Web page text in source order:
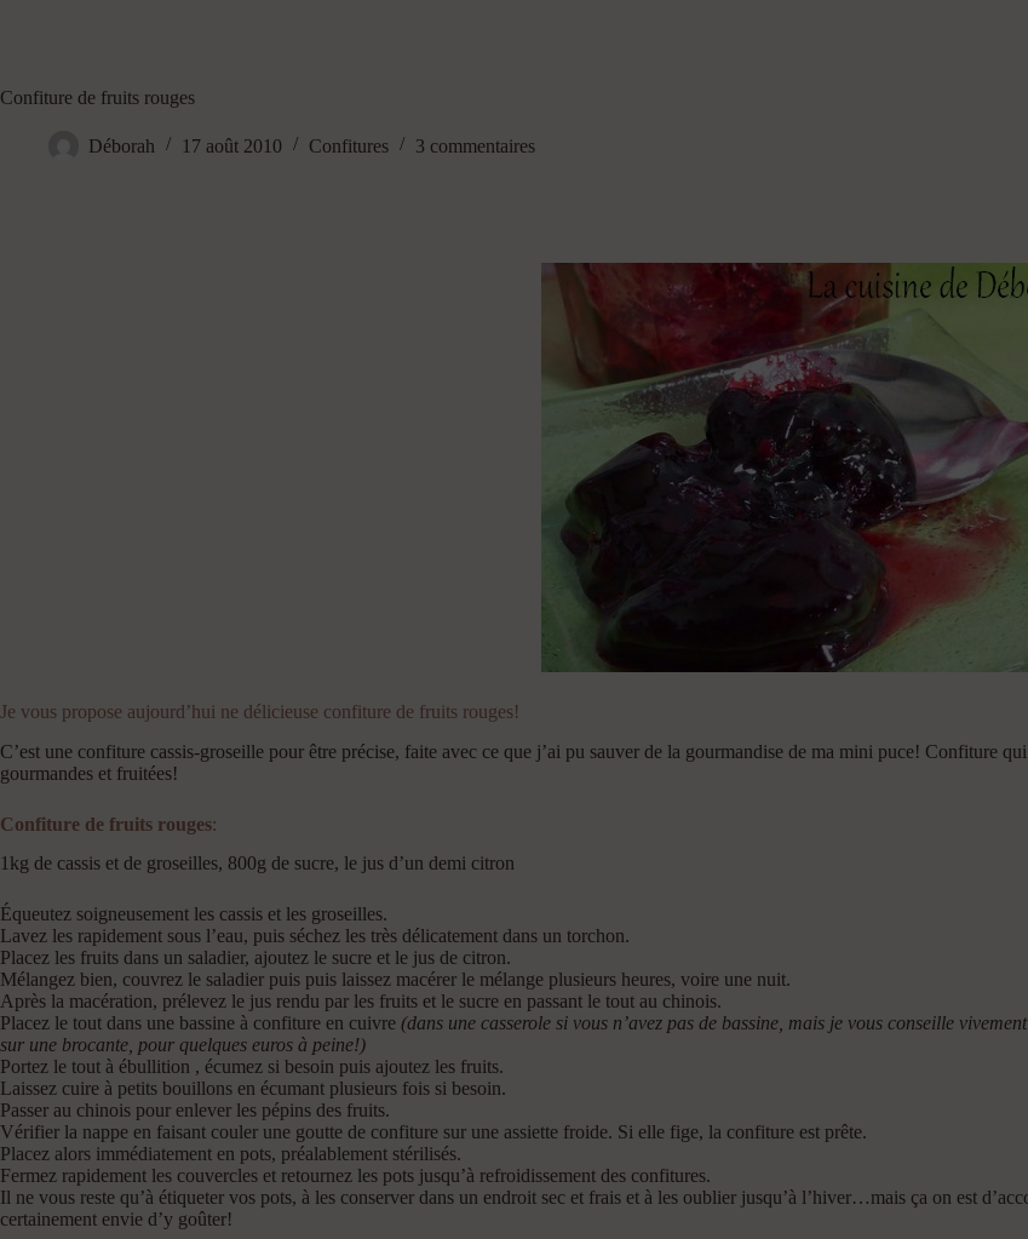
Confiture de fruits rouges
Déborah 17 août 2010 Confitures 3 commentaires
Je vous propose aujourd’hui ne délicieuse confiture de fruits rouges!
C’est une confiture cassis-groseille pour être précise, faite avec ce que j’ai pu sauver de la gourmandise de ma mini puce! Confiture
gourmandes et fruitées!
Confiture de fruits rouges:
1kg de cassis et de groseilles, 800g de sucre, le jus d’un demi citron
Équeutez soigneusement les cassis et les groseilles.
Lavez les rapidement sous l’eau, puis séchez les très délicatement dans un torchon.
Placez les fruits dans un saladier, ajoutez le sucre et le jus de citron.
Mélangez bien, couvrez le saladier puis puis laissez macérer le mélange plusieurs heures, voire une nuit.
Après la macération, prélevez le jus rendu par les fruits et le sucre en passant le tout au chinois.
Placez le tout dans une bassine à confiture en cuivre (dans une casserole si vous n’avez pas de bassine, mais je vous conseille
sur une brocante, pour quelques euros à peine!)
Portez le tout à ébullition , écumez si besoin puis ajoutez les fruits.
Laissez cuire à petits bouillons en écumant plusieurs fois si besoin.
Passer au chinois pour enlever les pépins des fruits.
Vérifier la nappe en faisant couler une goutte de confiture sur une assiette froide. Si elle fige, la confiture est prête.
Placez alors immédiatement en pots, préalablement stérilisés.
Fermez rapidement les couvercles et retournez les pots jusqu’à refroidissement des confitures.
Il ne vous reste qu’à étiqueter vos pots, à les conserver dans un endroit sec et frais et à les oublier jusqu’à l’hiver…mais ça on est
certainement envie d’y goûter!